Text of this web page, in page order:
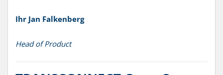
Ihr Jan Falkenberg
Head of Product